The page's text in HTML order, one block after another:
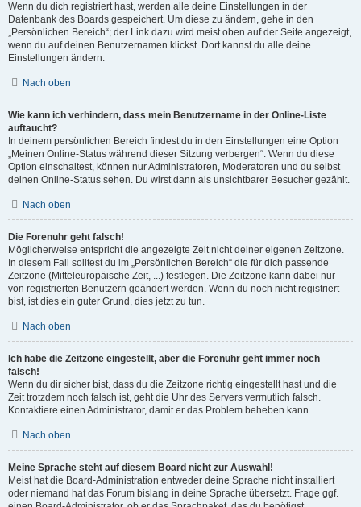
Wenn du dich registriert hast, werden alle deine Einstellungen in der
Datenbank des Boards gespeichert. Um diese zu ändern, gehe in den
„Persönlichen Bereich“; der Link dazu wird meist oben auf der Seite angezeigt,
wenn du auf deinen Benutzernamen klickst. Dort kannst du alle deine
Einstellungen ändern.
Nach oben
Wie kann ich verhindern, dass mein Benutzername in der Online-Liste
auftaucht?
In deinem persönlichen Bereich findest du in den Einstellungen eine Option
„Meinen Online-Status während dieser Sitzung verbergen“. Wenn du diese
Option einschaltest, können nur Administratoren, Moderatoren und du selbst
deinen Online-Status sehen. Du wirst dann als unsichtbarer Besucher gezählt.
Nach oben
Die Forenuhr geht falsch!
Möglicherweise entspricht die angezeigte Zeit nicht deiner eigenen Zeitzone.
In diesem Fall solltest du im „Persönlichen Bereich“ die für dich passende
Zeitzone (Mitteleuropäische Zeit, ...) festlegen. Die Zeitzone kann dabei nur
von registrierten Benutzern geändert werden. Wenn du noch nicht registriert
bist, ist dies ein guter Grund, dies jetzt zu tun.
Nach oben
Ich habe die Zeitzone eingestellt, aber die Forenuhr geht immer noch
falsch!
Wenn du dir sicher bist, dass du die Zeitzone richtig eingestellt hast und die
Zeit trotzdem noch falsch ist, geht die Uhr des Servers vermutlich falsch.
Kontaktiere einen Administrator, damit er das Problem beheben kann.
Nach oben
Meine Sprache steht auf diesem Board nicht zur Auswahl!
Meist hat die Board-Administration entweder deine Sprache nicht installiert
oder niemand hat das Forum bislang in deine Sprache übersetzt. Frage ggf.